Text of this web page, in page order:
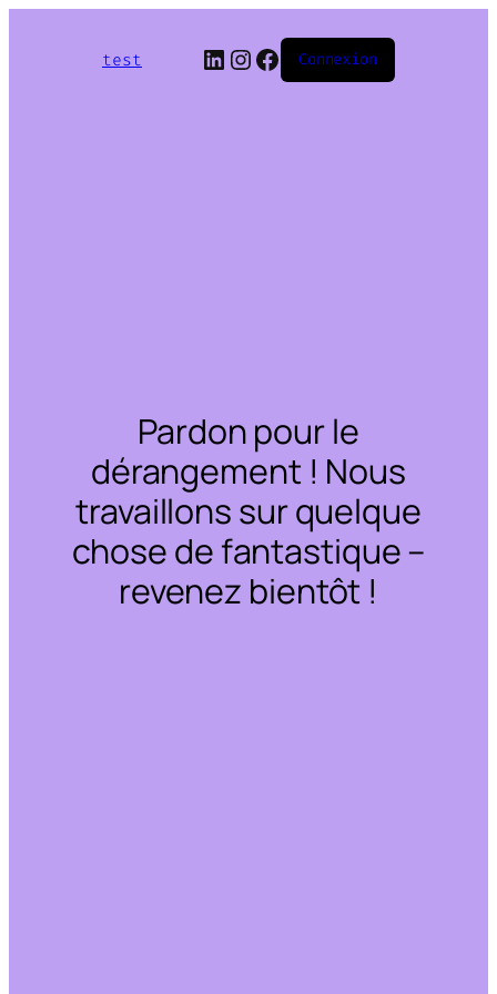
test LinkedIn
Instagram
Facebook
Connexion
Pardon pour le
dérangement ! Nous
travaillons sur quelque
chose de fantastique –
revenez bientôt !